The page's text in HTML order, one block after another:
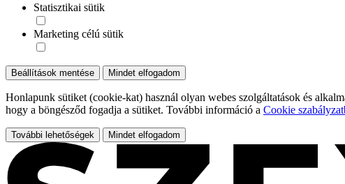
Statisztikai sütik
Marketing célú sütik
Beállítások mentése Mindet elfogadom
Honlapunk sütiket (cookie-kat) használ olyan webes szolgáltatások és
hogy a böngésződ fogadja a sütiket. További információ a Cookie
További lehetőségek Mindet elfogadom